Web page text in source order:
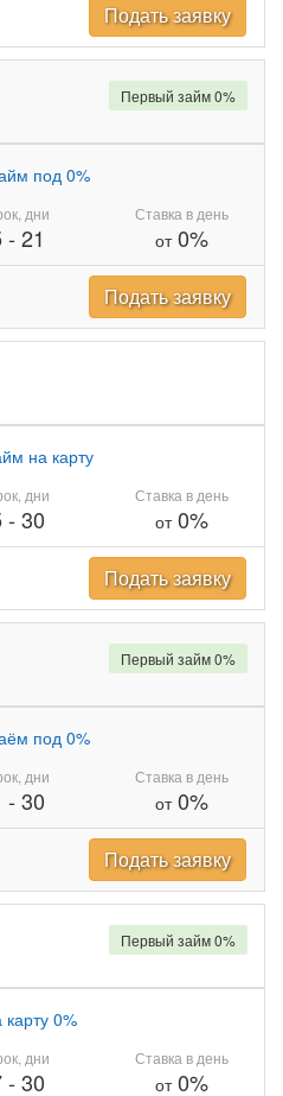
Подать заявку
под 0%
дни
- 21
Ставка в день
от0%
Первый займ 0%
Подать заявку
на карту
дни
- 30
Ставка в день
от0%
Подать заявку
под 0%
дни
- 30
Ставка в день
от0%
Первый займ 0%
Подать заявку
0%
дни
- 30
Ставка в день
от0%
Первый займ 0%